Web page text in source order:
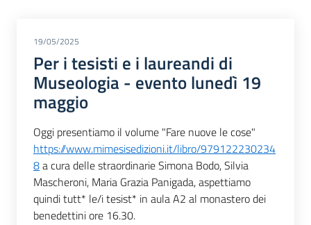
19/05/2025
Per i tesisti e i laureandi di
Museologia - evento lunedì 19
maggio
Oggi presentiamo il volume "Fare nuove le cose"
https://www.mimesisedizioni.it/libro/979122230234
8a cura delle straordinarie Simona Bodo, Silvia
Mascheroni, Maria Grazia Panigada, aspettiamo
quindi tutt* le/i tesist* in aula A2 al monastero dei
benedettini ore 16.30.